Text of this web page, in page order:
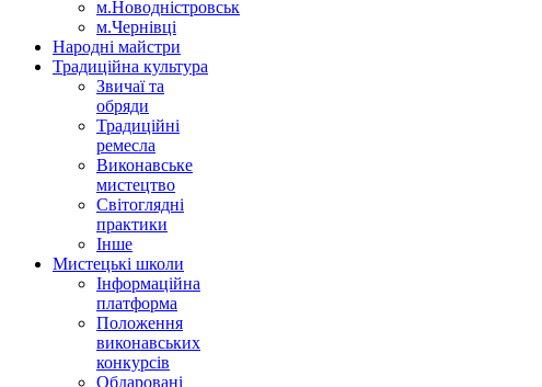
м.Новодністровськ
м.Чернівці
Народні майстри
Традиційна культура
Звичаї та
обряди
Традиційні
ремесла
Виконавське
мистецтво
Світоглядні
практики
Інше
Мистецькі школи
Інформаційна
платформа
Положення
виконавських
конкурсів
Обдаровані